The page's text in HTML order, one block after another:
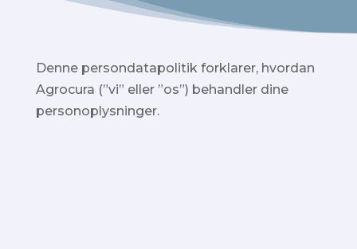
Denne persondatapolitik forklarer, hvordan
Agrocura (”vi” eller ”os”) behandler dine
personoplysninger.